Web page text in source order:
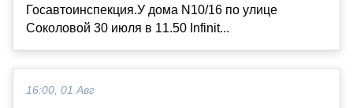
Госавтоинспекция.У дома N10/16 по улице
Соколовой 30 июля в 11.50 Infinit...
16:00, 01 Авг